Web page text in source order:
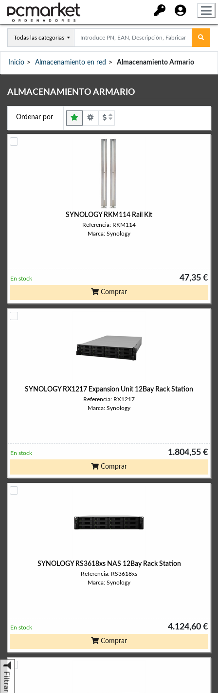
Todas las categorías
Inicio Almacenamiento en red Almacenamiento Armario
ALMACENAMIENTO ARMARIO
Filtrar
Ordenar por
SYNOLOGY RKM114 Rail Kit
Referencia: RKM114
Marca: Synology
47,35 €
En stock
Comprar
SYNOLOGY RX1217 Expansion Unit 12Bay Rack Station
Referencia: RX1217
Marca: Synology
1.804,55 €
En stock
Comprar
SYNOLOGY RS3618xs NAS 12Bay Rack Station
Referencia: RS3618xs
Marca: Synology
4.124,60 €
En stock
Comprar